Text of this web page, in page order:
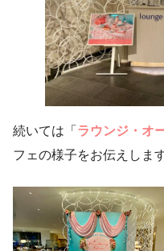
続いては「 ラウンジ・オ
フェの様子をお伝えします